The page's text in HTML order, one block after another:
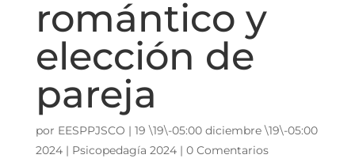
romántico y
elección de
pareja
por EESPPJSCO | 19 \19\-05:00 diciembre \19\-05:00
2024| Psicopedagía 2024| 0 Comentarios